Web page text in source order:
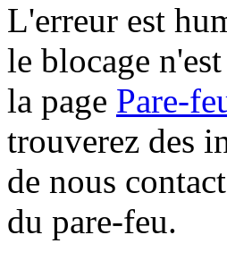
L'erreur est
le blocage
la page Pare-
trouverez des
de nous
du pare-feu.